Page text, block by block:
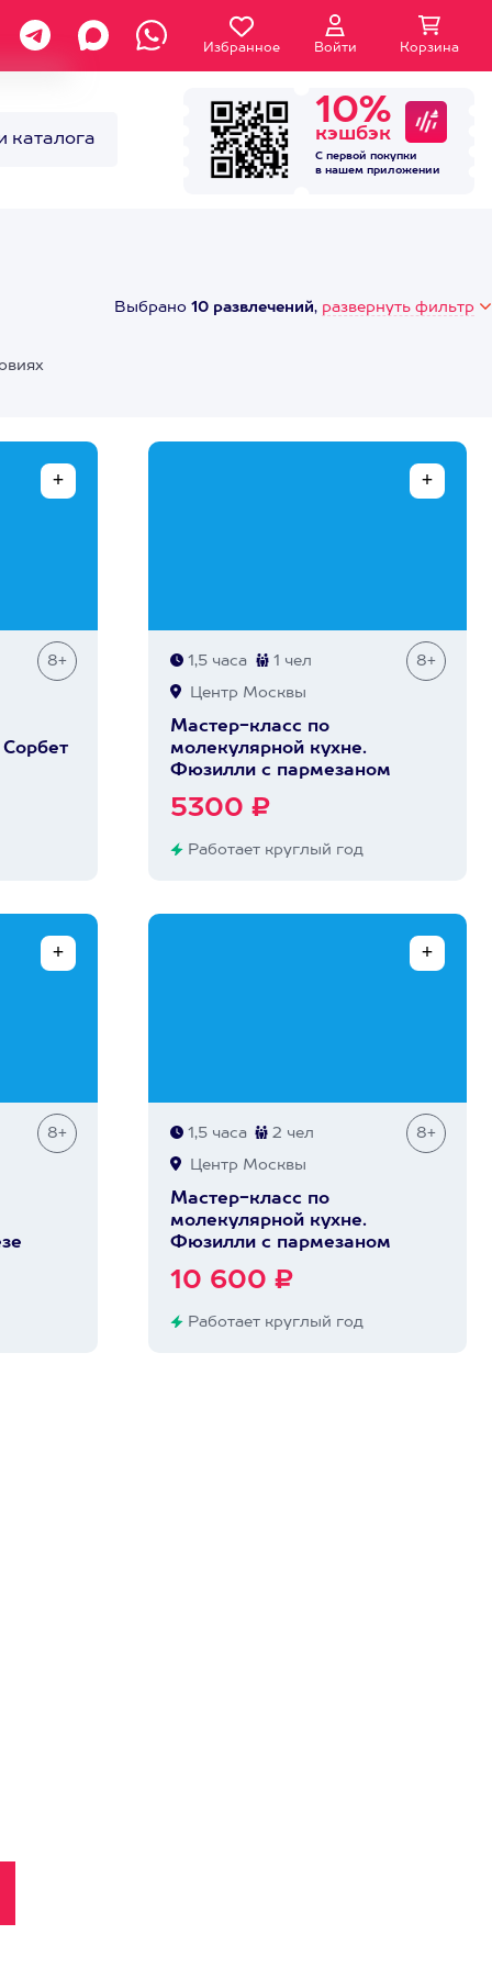
Избранное Войти Корзина
каталога
10%
кэшбэк
С первой покупки
в нашем приложении
Выбрано 10 развлечений, развернуть фильтр
8+ 1,5 часа 1 чел 8+
Центр Москвы
Мастер-класс по
молекулярной кухне.
Фюзилли с пармезаном
5300 ₽
Работает круглый год
8+ 1,5 часа 2 чел 8+
Центр Москвы
Мастер-класс по
молекулярной кухне.
Фюзилли с пармезаном
10 600 ₽
Работает круглый год